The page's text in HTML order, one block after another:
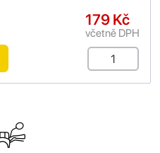
179 Kč
včetně DPH